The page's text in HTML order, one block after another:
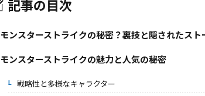
記事の目次
モンスターストライクの秘密？裏技と隠されたスト
モンスターストライクの魅力と人気の秘密
2-1.戦略性と多様なキャラクター